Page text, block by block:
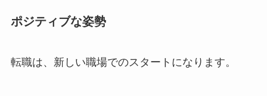
ポジティブな姿勢
転職は、新しい職場でのスタートになります。